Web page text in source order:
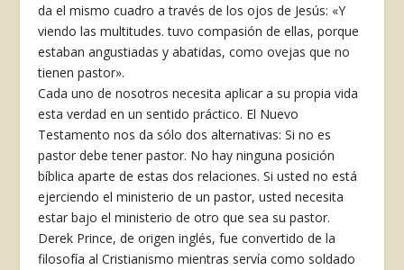
da el mismo cuadro a través de los ojos de Jesús: «Y
viendo las multitudes. tuvo compasión de ellas, porque
estaban angustiadas y abatidas, como ovejas que no
tienen pastor».
Cada uno de nosotros necesita aplicar a su propia vida
esta verdad en un sentido práctico. El Nuevo
Testamento nos da sólo dos alternativas: Si no es
pastor debe tener pastor. No hay ninguna posición
bíblica aparte de estas dos relaciones. Si usted no está
ejerciendo el ministerio de un pastor, usted necesita
estar bajo el ministerio de otro que sea su pastor.
Derek Prince, de origen inglés, fue convertido de la
filosofía al Cristianismo mientras servía como soldado